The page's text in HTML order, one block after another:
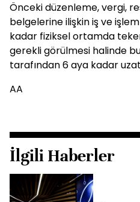
Önceki düzenleme, vergi,
belgelerine ilişkin iş ve
kadar fiziksel ortamda
gerekli görülmesi halinde
tarafından 6 aya kadar
AA
İlgili Haberler